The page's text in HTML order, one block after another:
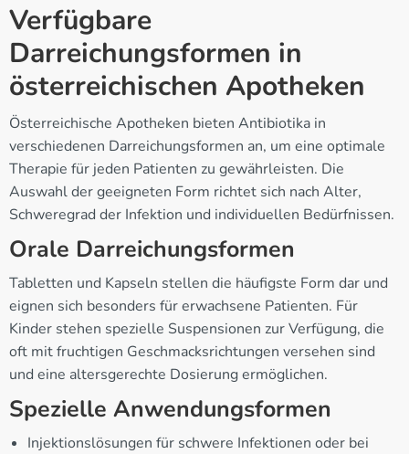
Verfügbare
Darreichungsformen in
österreichischen Apotheken
Österreichische Apotheken bieten Antibiotika in
verschiedenen Darreichungsformen an, um eine optimale
Therapie für jeden Patienten zu gewährleisten. Die
Auswahl der geeigneten Form richtet sich nach Alter,
Schweregrad der Infektion und individuellen Bedürfnissen.
Orale Darreichungsformen
Tabletten und Kapseln stellen die häufigste Form dar und
eignen sich besonders für erwachsene Patienten. Für
Kinder stehen spezielle Suspensionen zur Verfügung, die
oft mit fruchtigen Geschmacksrichtungen versehen sind
und eine altersgerechte Dosierung ermöglichen.
Spezielle Anwendungsformen
Injektionslösungen für schwere Infektionen oder bei